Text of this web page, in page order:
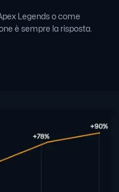
Legends o come
è sempre la risposta.